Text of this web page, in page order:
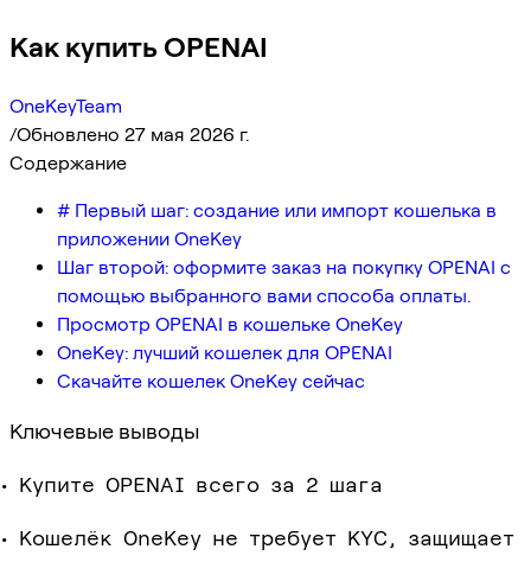
Как купить OPENAI
OneKeyTeam
/Обновлено 27 мая 2026 г.
Содержание
# Первый шаг: создание или импорт кошелька в
приложении OneKey
Шаг второй: оформите заказ на покупку OPENAI с
помощью выбранного вами способа оплаты.
Просмотр OPENAI в кошельке OneKey
OneKey: лучший кошелек для OPENAI
Скачайте кошелек OneKey сейчас
Ключевые выводы
Купите OPENAI всего за 2 шага
Кошелёк OneKey не требует KYC, защищает